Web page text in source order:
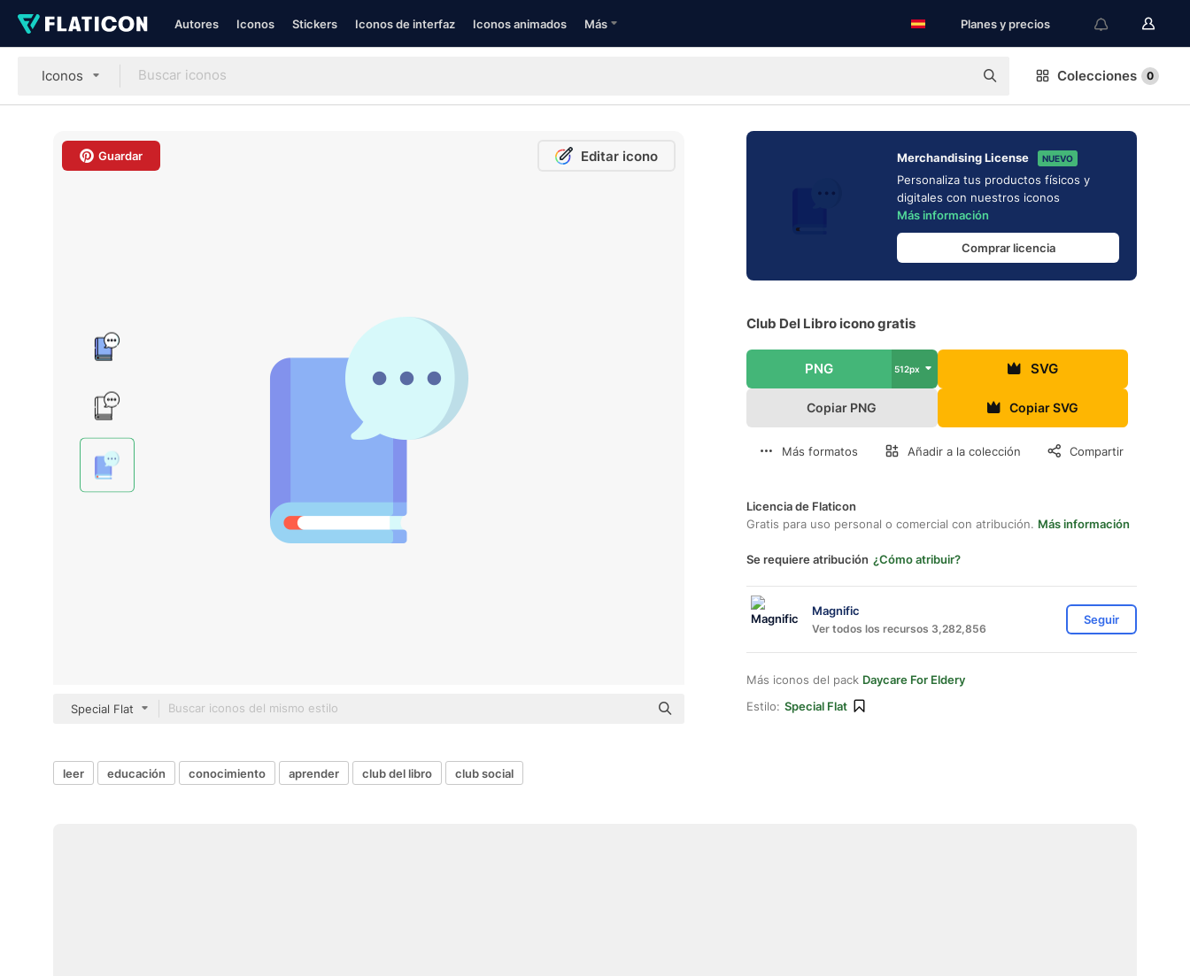
Autores Iconos Stickers Iconos de interfaz Iconos animados Más Planes y precios
Iconos Colecciones 0
Guardar Editar icono
Special Flat
Merchandising License NUEVO
Personaliza tus productos físicos y
digitales con nuestros iconos
Más información
Comprar licencia
Club Del Libro icono gratis
PNG 512px SVG
Copiar PNG Copiar SVG
Más formatos Añadir a la colección Compartir
Licencia de Flaticon
Gratis para uso personal o comercial con atribución. Más información
Se requiere atribución ¿Cómo atribuir?
Magnific
Ver todos los recursos 3,282,856
Seguir
Más iconos del pack Daycare For Eldery
Estilo: Special Flat
leer educación conocimiento aprender club del libro club social